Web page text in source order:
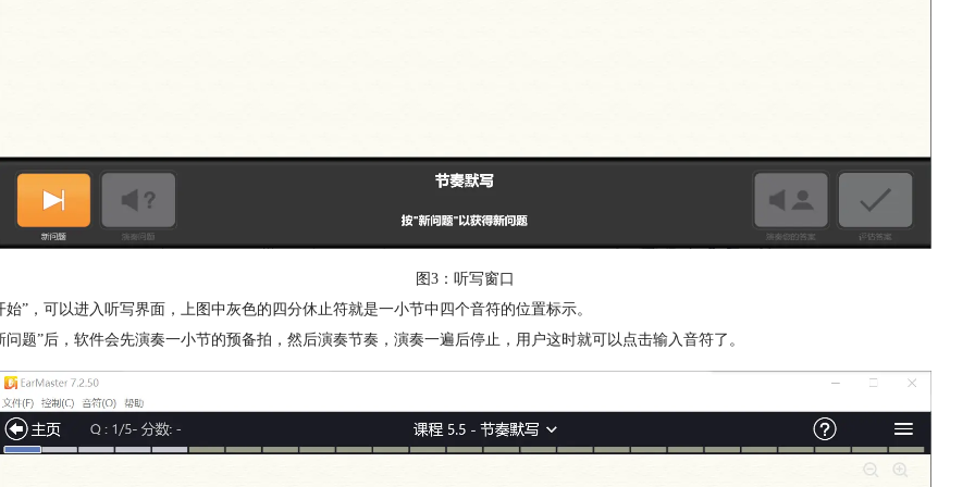
图3：听写窗口
始”，可以进入听写界面，上图中灰色的四分休止符就是一小节中四个音符的位置标示。
问题”后，软件会先演奏一小节的预备拍，然后演奏节奏，演奏一遍后停止，用户这时就可以点击输入音符了。